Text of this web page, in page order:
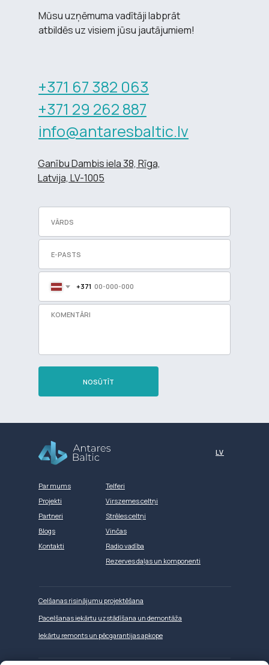
Mūsu uzņēmuma vadītāji labprāt
atbildēs uz visiem jūsu jautājumiem!
+371 67 382 063
+371 29 262 887
info@antaresbaltic.lv
Ganību Dambis iela 38, Rīga,
Latvija, LV-1005
+371
NOSŪTĪT
Par mums
Projekti
Partneri
Blogs
Kontakti
Telferi
Virszemes celtņi
Strēles celtņi
Vinčas
Radio vadība
Rezerves daļas un komponenti
Celšanas risinājumu projektēšana
Pacelšanas iekārtu uzstādīšana un demontāža
LV
Iekārtu remonts un pēcgarantijas apkope
Разработка сайта